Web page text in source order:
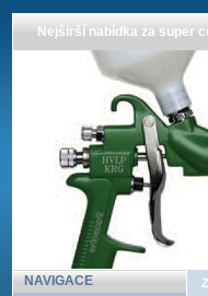
Nejširší nabídka za super
NAVIGACE